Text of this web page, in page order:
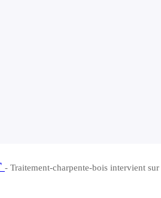
- Traitement-charpente-bois intervient sur